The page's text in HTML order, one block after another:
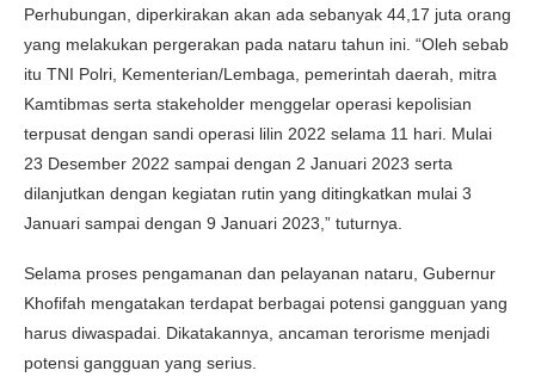
Perhubungan, diperkirakan akan ada sebanyak 44,17 juta orang
yang melakukan pergerakan pada nataru tahun ini. “Oleh sebab
itu TNI Polri, Kementerian/Lembaga, pemerintah daerah, mitra
Kamtibmas serta stakeholder menggelar operasi kepolisian
terpusat dengan sandi operasi lilin 2022 selama 11 hari. Mulai
23 Desember 2022 sampai dengan 2 Januari 2023 serta
dilanjutkan dengan kegiatan rutin yang ditingkatkan mulai 3
Januari sampai dengan 9 Januari 2023,” tuturnya.
Selama proses pengamanan dan pelayanan nataru, Gubernur
Khofifah mengatakan terdapat berbagai potensi gangguan yang
harus diwaspadai. Dikatakannya, ancaman terorisme menjadi
potensi gangguan yang serius.